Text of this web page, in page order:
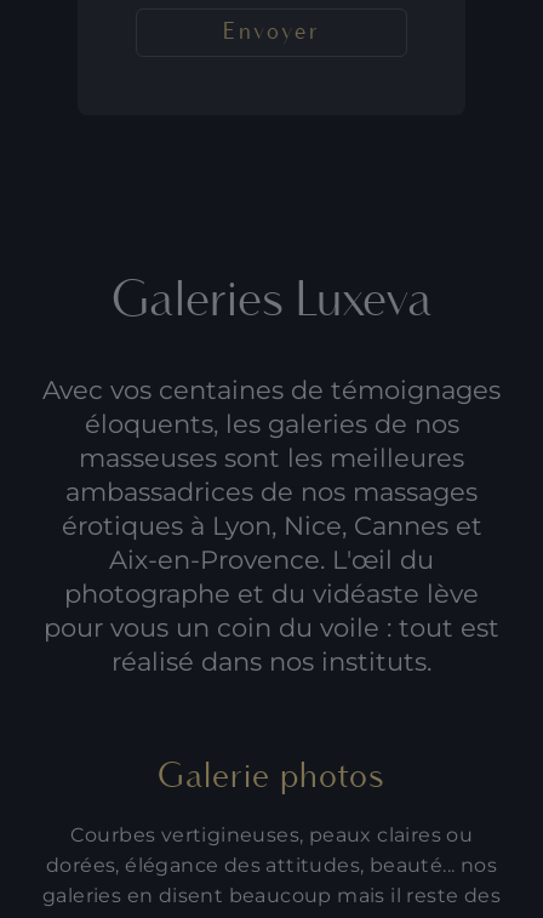
Galeries Luxeva
Avec vos centaines de témoignages
éloquents, les galeries de nos
masseuses sont les meilleures
ambassadrices de nos massages
érotiques à Lyon, Nice, Cannes et
Aix-en-Provence. L'œil du
photographe et du vidéaste lève
pour vous un coin du voile : tout est
réalisé dans nos instituts.
Galerie photos
Courbes vertigineuses, peaux claires ou
dorées, élégance des attitudes, beauté... nos
galeries en disent beaucoup mais il reste des